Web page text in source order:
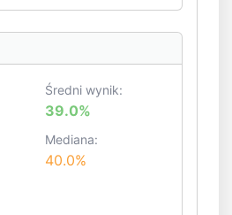
Średni wynik:
39.0%
Mediana:
40.0%